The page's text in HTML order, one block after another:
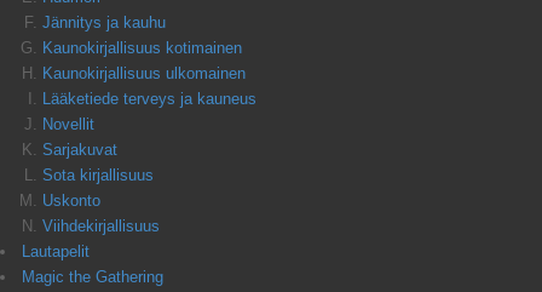
Jännitys ja kauhu
Kaunokirjallisuus kotimainen
Kaunokirjallisuus ulkomainen
Lääketiede terveys ja kauneus
Novellit
Sarjakuvat
Sota kirjallisuus
Uskonto
Viihdekirjallisuus
Lautapelit
Magic the Gathering